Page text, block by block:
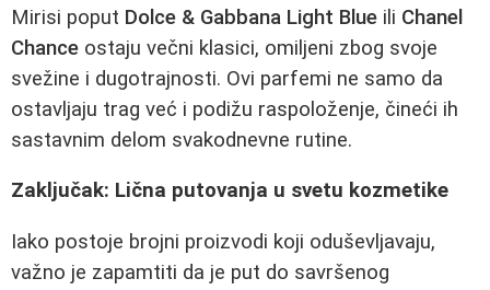
Mirisi poput Dolce & Gabbana Light Blue ili Chanel
Chance ostaju večni klasici, omiljeni zbog svoje
svežine i dugotrajnosti. Ovi parfemi ne samo da
ostavljaju trag već i podižu raspoloženje, čineći ih
sastavnim delom svakodnevne rutine.
Zaključak: Lična putovanja u svetu kozmetike
Iako postoje brojni proizvodi koji oduševljavaju,
važno je zapamtiti da je put do savršenog